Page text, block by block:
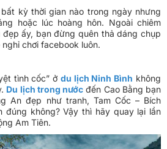
kỳ thời gian nào trong ngày nhưng
hoặc lúc hoàng hôn. Ngoài chiêm
ấy, bạn đừng quên thả dáng chụp
chơi facebook luôn.
tình cốc” ở du lịch Ninh Bình không
Du lịch trong nước đến Cao Bằng bạn
An đẹp như tranh, Tam Cốc – Bích
đúng không? Vậy thì hãy quay lại lần
Am Tiên.